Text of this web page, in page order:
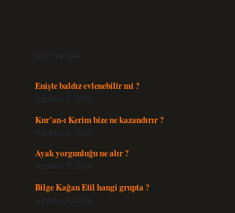
Son Yazılar
Enişte baldız evlenebilir mi ?
Ağustos 6, 2026
Kur’an-ı Kerim bize ne kazandırır ?
Ağustos 6, 2026
Ayak yorgunluğu ne alır ?
Ağustos 5, 2026
Bilge Kağan Etil hangi grupta ?
Ağustos 4, 2026